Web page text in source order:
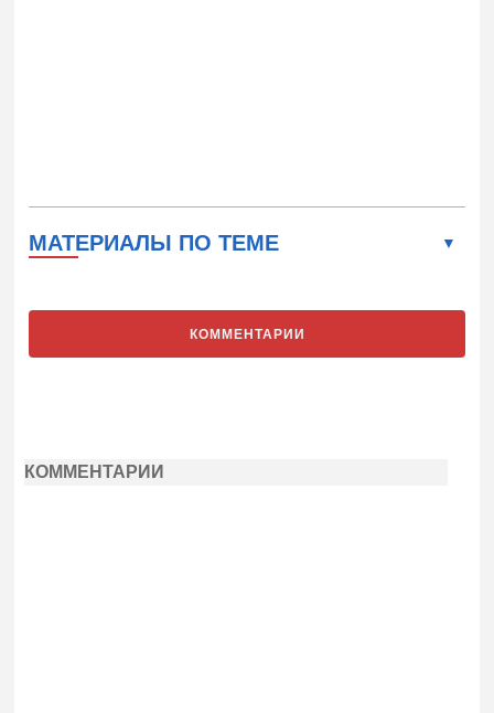
МАТЕРИАЛЫ ПО ТЕМЕ
КОММЕНТАРИИ
КОММЕНТАРИИ